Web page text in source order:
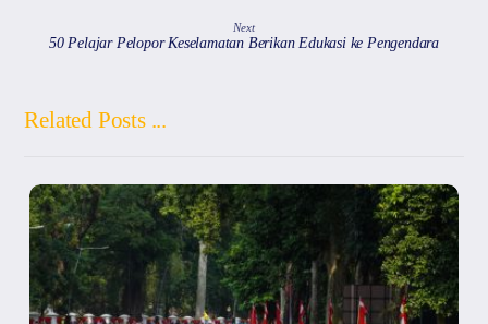
Next
50 Pelajar Pelopor Keselamatan Berikan Edukasi ke Pengendara
Related Posts ...